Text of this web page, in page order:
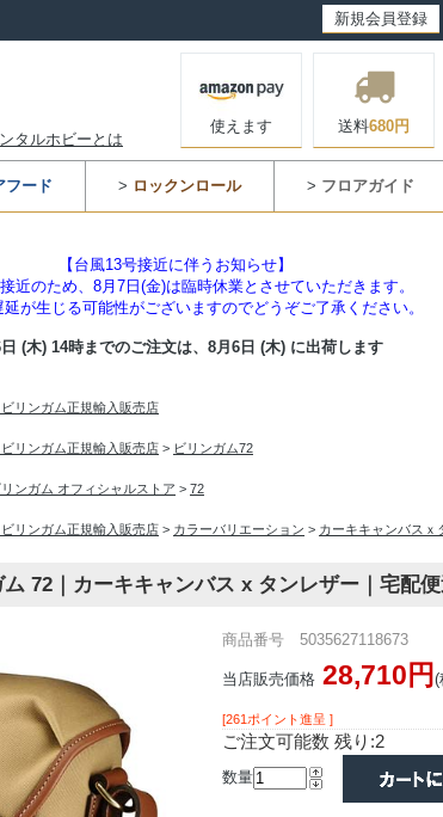
新規会員登録
タルホビーとは
使えます 送料680円
フード > ロックンロール > フロアガイド
【台風13号接近に伴うお知らせ】
近のため、8月7日(金)は臨時休業とさせていただきます。
延が生じる可能性がございますのでどうぞご了承ください。
(木) 14時までのご注文は、 8月6日 (木) に出荷します
リンガム正規輸入販売店
リンガム正規輸入販売店 > ビリンガム72
ンガム オフィシャルストア > 72
リンガム正規輸入販売店 > カラーバリエーション > カーキキャンバスｘ
72｜カーキキャンバス x タンレザー｜宅配
商品番号 5035627118673
当店販売価格 28,710円(
[261ポイント進呈 ]
ご注文可能数 残り:2
数量